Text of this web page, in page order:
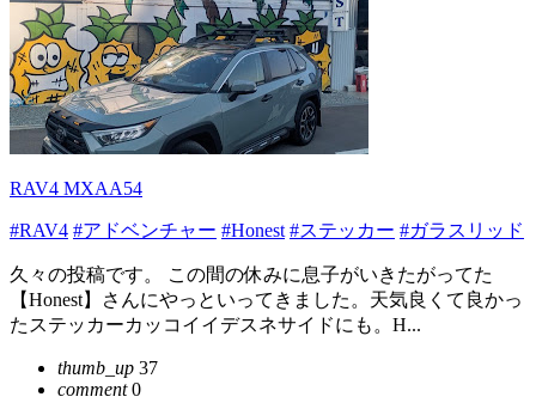
RAV4 MXAA54
#RAV4 #アドベンチャー #Honest #ステッカー #ガラスリッド
久々の投稿です。 この間の休みに息子がいきたがってた
【Honest】さんにやっといってきました。天気良くて良かっ
たステッカーカッコイイデスネサイドにも。H...
thumb_up 37
comment0